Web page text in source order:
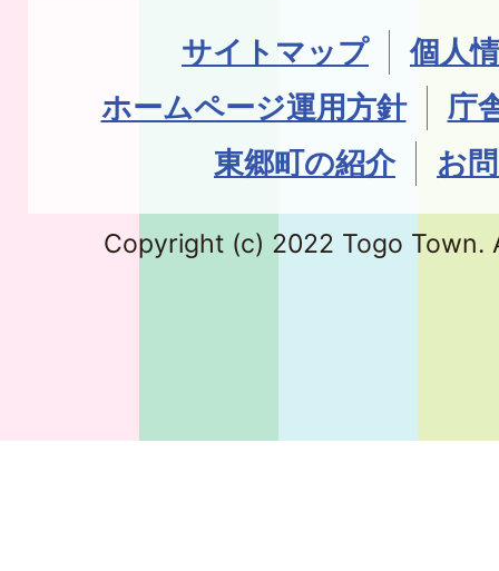
サイトマップ
個人
ホームページ運用方針
庁
東郷町の紹介
お
Copyright (c) 2022 Togo Town.